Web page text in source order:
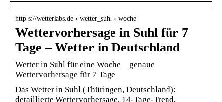
http s://wetterlabs.de › wetter_suhl › woche
Wettervorhersage in Suhl für 7
Tage – Wetter in Deutschland
Wetter in Suhl für eine Woche – genaue
Wettervorhersage für 7 Tage
Das Wetter in Suhl (Thüringen, Deutschland):
detaillierte Wettervorhersage, 14-Tage-Trend,